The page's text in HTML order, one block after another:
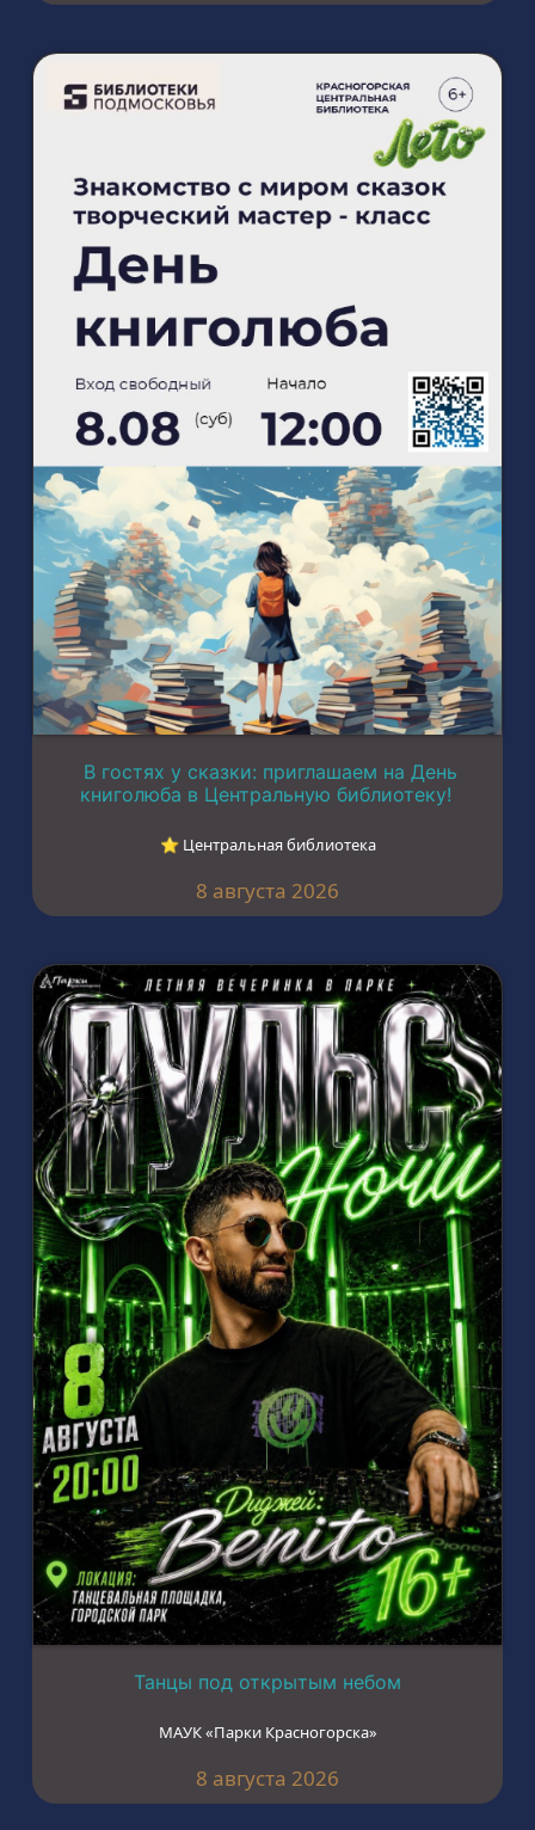
В гостях у сказки: приглашаем на День
книголюба в Центральную библиотеку!
⭐︎ Центральная библиотека
8 августа 2026
Танцы под открытым небом
МАУК «Парки Красногорска»
8 августа 2026